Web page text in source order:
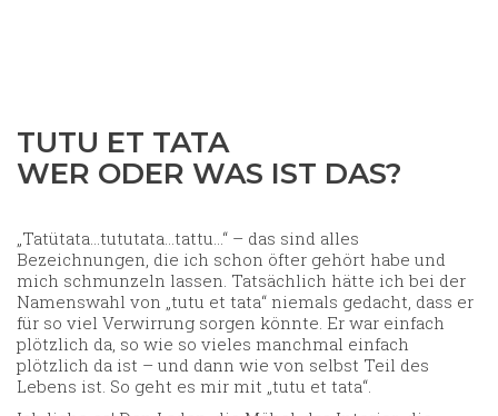
TUTU ET TATA
WER ODER WAS IST DAS?
„Tatütata…tututata…tattu…“ – das sind alles
Bezeichnungen, die ich schon öfter gehört habe und
mich schmunzeln lassen. Tatsächlich hätte ich bei der
Namenswahl von „tutu et tata“ niemals gedacht, dass er
für so viel Verwirrung sorgen könnte. Er war einfach
plötzlich da, so wie so vieles manchmal einfach
plötzlich da ist – und dann wie von selbst Teil des
Lebens ist. So geht es mir mit „tutu et tata“.